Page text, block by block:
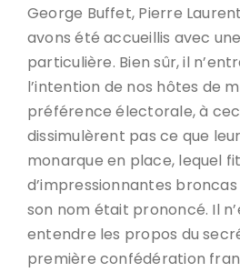
George Buffet, Pierre
avons été accueillis avec
particulière. Bien sûr, il
l’intention de nos hôtes de
préférence électorale, à
dissimulèrent pas ce que
monarque en place, lequel
d’impressionnantes
son nom était prononcé. Il
entendre les propos du
première confédération